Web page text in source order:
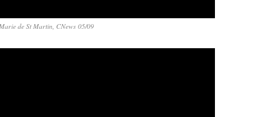
de St Martin, CNews 05/09